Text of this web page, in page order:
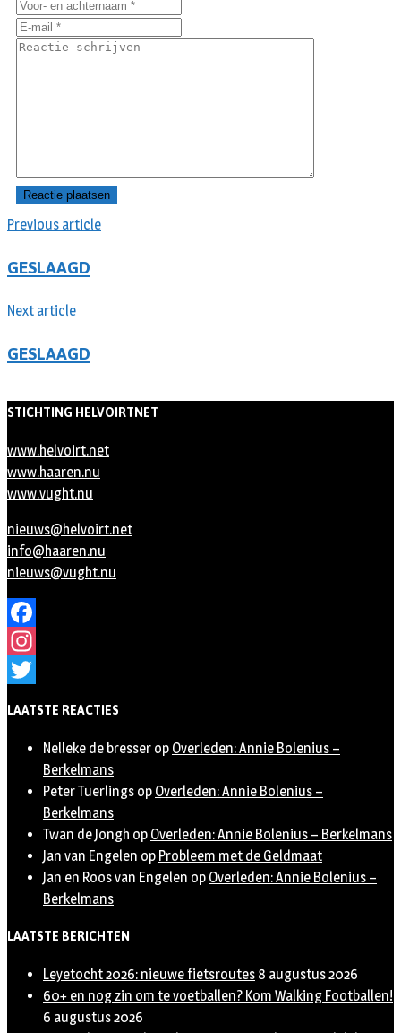
Previous article
GESLAAGD
Next article
GESLAAGD
STICHTING HELVOIRTNET
www.helvoirt.net
www.haaren.nu
www.vught.nu
nieuws@helvoirt.net
info@haaren.nu
nieuws@vught.nu
Facebook
Instagram
LAATSTE REACTIES
Nelleke de bresser op Overleden: Annie Bolenius –
Berkelmans
Peter Tuerlings op Overleden: Annie Bolenius –
Berkelmans
Twan de Jongh op Overleden: Annie Bolenius – Berkelmans
Jan van Engelen op Probleem met de Geldmaat
Jan en Roos van Engelen op Overleden: Annie Bolenius –
Berkelmans
LAATSTE BERICHTEN
Leyetocht 2026: nieuwe fietsroutes 8 augustus 2026
60+ en nog zin om te voetballen? Kom Walking Footballen!
6 augustus 2026